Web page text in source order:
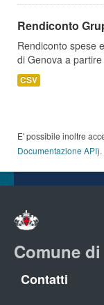
Rendiconto
Rendiconto spese
di Genova a
CSV
E' possibile inoltre
Documentazione API).
Comune
Contatti